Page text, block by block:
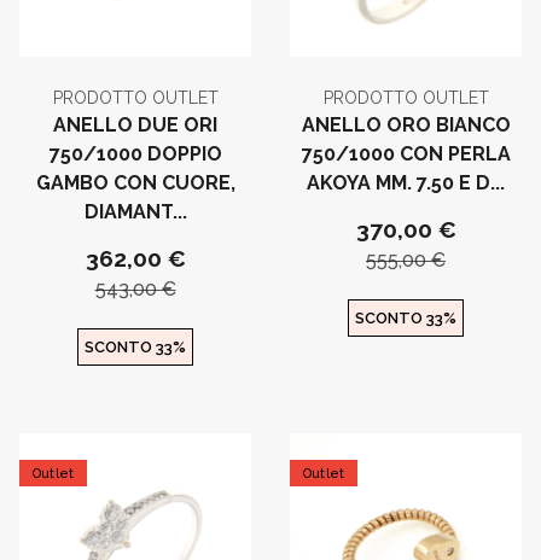
PRODOTTO OUTLET
ANELLO DUE ORI
750/1000 DOPPIO
GAMBO CON CUORE,
DIAMANT...
362,00 €
543,00 €
SCONTO 33%
PRODOTTO OUTLET
ANELLO ORO BIANCO
750/1000 CON PERLA
AKOYA MM. 7.50 E D...
370,00 €
555,00 €
SCONTO 33%
Outlet Outlet